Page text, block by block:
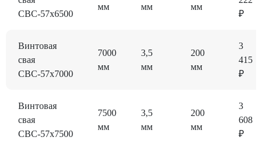
СВС-57x6500
мм мм мм
₽
Винтовая
свая
СВС-57x7000
7000
мм
3,5
мм
200
мм
3
415
₽
Винтовая
свая
СВС-57x7500
7500
мм
3,5
мм
200
мм
3
608
₽